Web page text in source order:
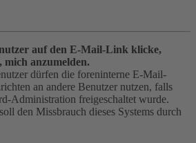
auf den E-Mail-Link klicke,
anzumelden.
dürfen die foreninterne E-Mail-
an andere Benutzer nutzen, falls
Administration freigeschaltet wurde.
den Missbrauch dieses Systems durch